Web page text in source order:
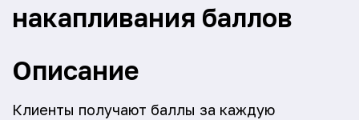
накапливания баллов
Описание
Клиенты получают баллы за каждую